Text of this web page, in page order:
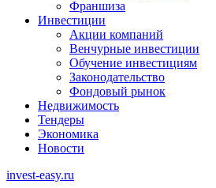
Франшиза
Инвестиции
Акции компаний
Венчурные инвестиции
Обучение инвестициям
Законодательство
Фондовый рынок
Недвижимость
Тендеры
Экономика
Новости
invest-easy.ru